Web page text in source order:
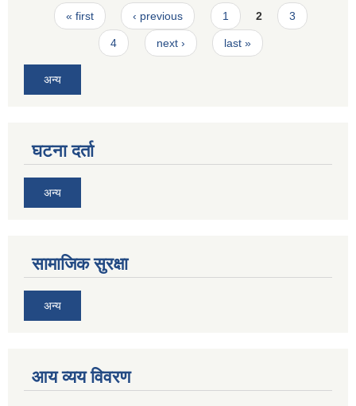
Pages
« first ‹ previous 1 2 3
4 next › last »
अन्य
घटना दर्ता
अन्य
सामाजिक सुरक्षा
अन्य
आय व्यय विवरण